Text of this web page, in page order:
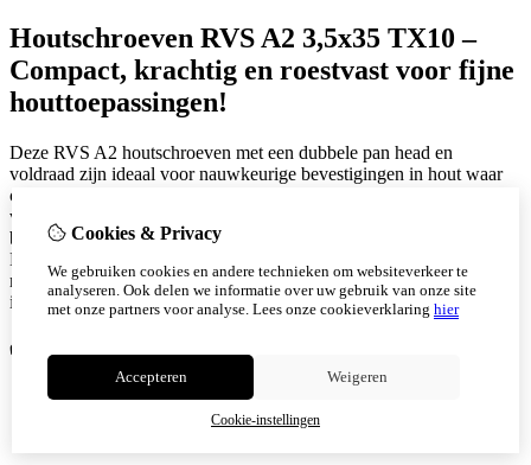
Houtschroeven RVS A2 3,5x35 TX10 –
Compact, krachtig en roestvast voor fijne
houttoepassingen!
Deze RVS A2 houtschroeven met een dubbele pan head en
voldraad zijn ideaal voor nauwkeurige bevestigingen in hout waar
compacte afmetingen en maximale grip vereist zijn. Dankzij de
volledige schroefdraad en de TX10 binnenveelkant aandrijving
bieden deze schroeven optimale krachtoverdracht zonder wiebelen.
De combinatie van roestvast staal en doordachte schroefgeometrie
maakt deze 3,5x35 mm schroef perfect voor fijn timmerwerk,
interieurbouw of toepassingen in de zonnesector.
✅
Volledige draad voor maximale grip in korte bevestigingen
TX10 aandrijving voor stabiele, slipvrije montage
Cookies & Privacy
We gebruiken cookies en andere technieken om websiteverkeer te
analyseren. Ook delen we informatie over uw gebruik van onze site
met onze partners voor analyse. Lees onze cookieverklaring hier
Accepteren Weigeren
Cookie-instellingen